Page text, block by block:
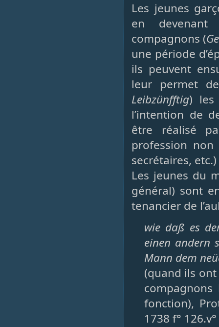
Les jeunes
en
compagnons (
une période
ils peuvent
leur permet
Leibzünfftig) les
l’intention de
être réalisé
profession
secrétaires,
Les jeunes du
général) sont
tenancier de
wie daß es
einen andern
Mann dem
(quand ils
fonction),
1738 f° 126.v°